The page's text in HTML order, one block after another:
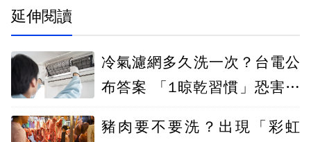
延伸閱讀
冷氣濾網多久洗一次？台電公
布答案 「1晾乾習慣」恐害濾
豬肉要不要洗？出現「彩虹